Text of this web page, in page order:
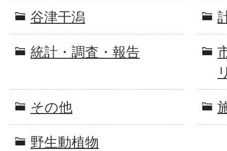
谷津干潟
統計・調査・報告
その他
野生動植物